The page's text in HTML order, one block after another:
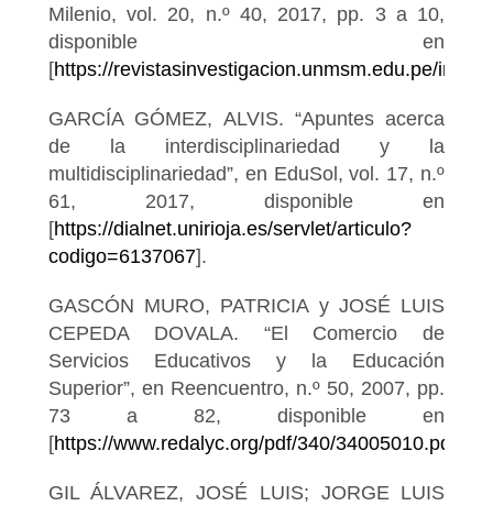
Milenio, vol. 20, n.º 40, 2017, pp. 3 a 10,
disponible en
[https://revistasinvestigacion.unmsm.edu.pe/
GARCÍA GÓMEZ, ALVIS. “Apuntes acerca
de la interdisciplinariedad y la
multidisciplinariedad”, en EduSol, vol. 17, n.º
61, 2017, disponible en
[https://dialnet.unirioja.es/servlet/articulo?
codigo=6137067].
GASCÓN MURO, PATRICIA y JOSÉ LUIS
CEPEDA DOVALA. “El Comercio de
Servicios Educativos y la Educación
Superior”, en Reencuentro, n.º 50, 2007, pp.
73 a 82, disponible en
[https://www.redalyc.org/pdf/340/34005010.pdf
GIL ÁLVAREZ, JOSÉ LUIS; JORGE LUIS